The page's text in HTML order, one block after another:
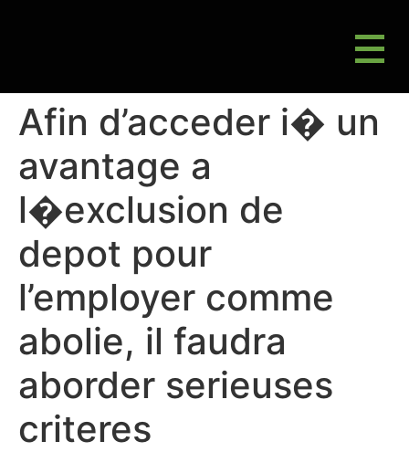
Afin d’acceder i� un
avantage a
l�exclusion de
depot pour
l’employer comme
abolie, il faudra
aborder serieuses
criteres